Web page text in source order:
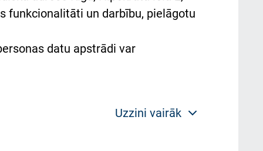
funkcionalitāti un darbību, pielāgotu
datu apstrādi var
Uzzini vairāk